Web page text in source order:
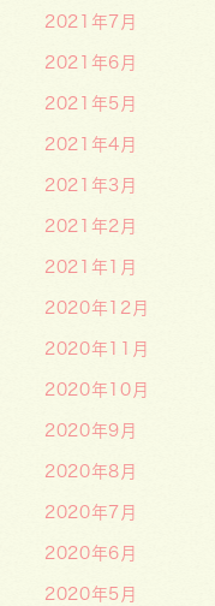
2021年7月
2021年6月
2021年5月
2021年4月
2021年3月
2021年2月
2021年1月
2020年12月
2020年11月
2020年10月
2020年9月
2020年8月
2020年7月
2020年6月
2020年5月